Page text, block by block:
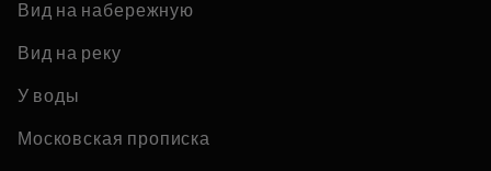
Вид на набережную
Вид на реку
У воды
Московская прописка